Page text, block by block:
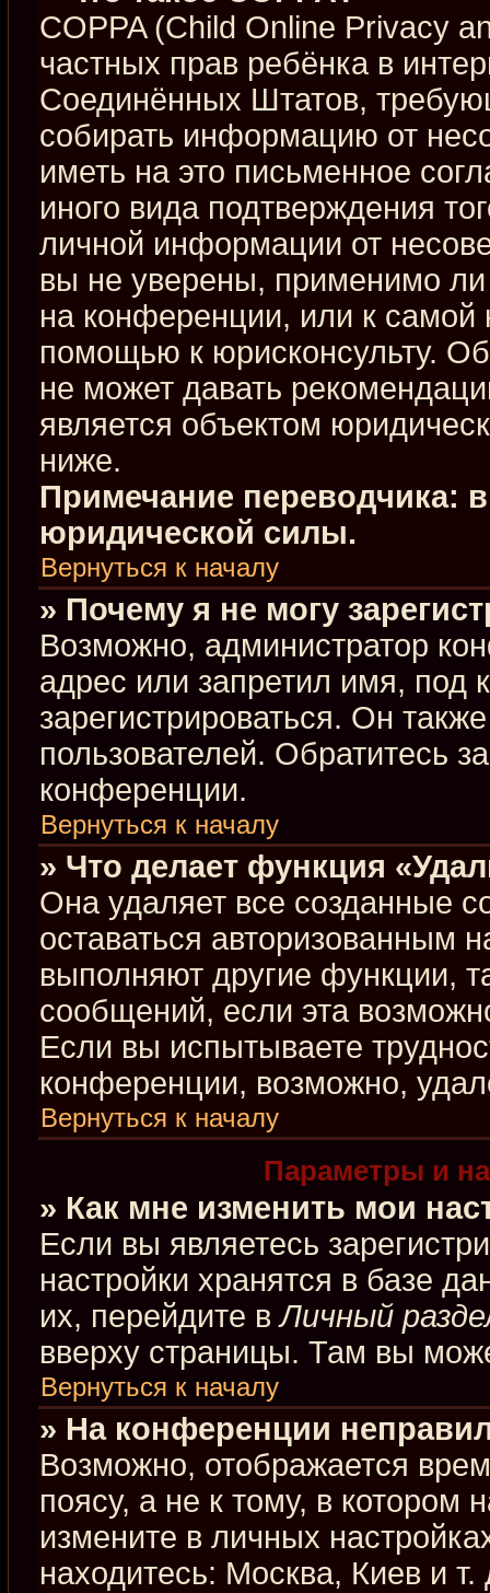
COPPA (Child Online Privacy
частных прав ребёнка в
Соединённых Штатов,
собирать информацию от
иметь на это письменное
иного вида подтверждения
личной информации от
вы не уверены, применимо
на конференции, или к самой
помощью к юрисконсульту.
не может давать
является объектом
ниже.
Примечание переводчика:
юридической силы.
Вернуться к началу
» Почему я не могу
Возможно, администратор
адрес или запретил имя, под
зарегистрироваться. Он
пользователей. Обратитесь
конференции.
Вернуться к началу
» Что делает функция
Она удаляет все созданные
оставаться авторизованным
выполняют другие функции,
сообщений, если эта
Если вы испытываете
конференции, возможно,
Вернуться к началу
Параметры и
» Как мне изменить мои
Если вы являетесь
настройки хранятся в базе
их, перейдите вЛичный
вверху страницы. Там вы
Вернуться к началу
» На конференции
Возможно, отображается
поясу, а не к тому, в котором
измените в личных
находитесь: Москва, Киев и